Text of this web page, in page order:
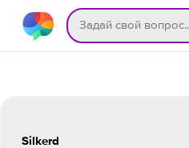
Silkerd